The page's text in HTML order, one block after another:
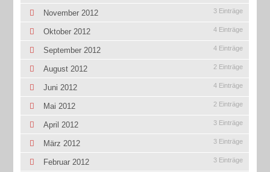
November 2012 3 Einträge
Oktober 2012 4 Einträge
September 2012 4 Einträge
August 2012 2 Einträge
Juni 2012 4 Einträge
Mai 2012 2 Einträge
April 2012 3 Einträge
März 2012 3 Einträge
Februar 2012 3 Einträge